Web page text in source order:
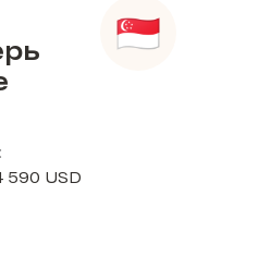
590 USD